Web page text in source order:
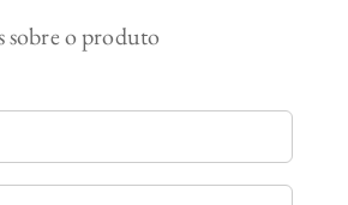
sobre o produto